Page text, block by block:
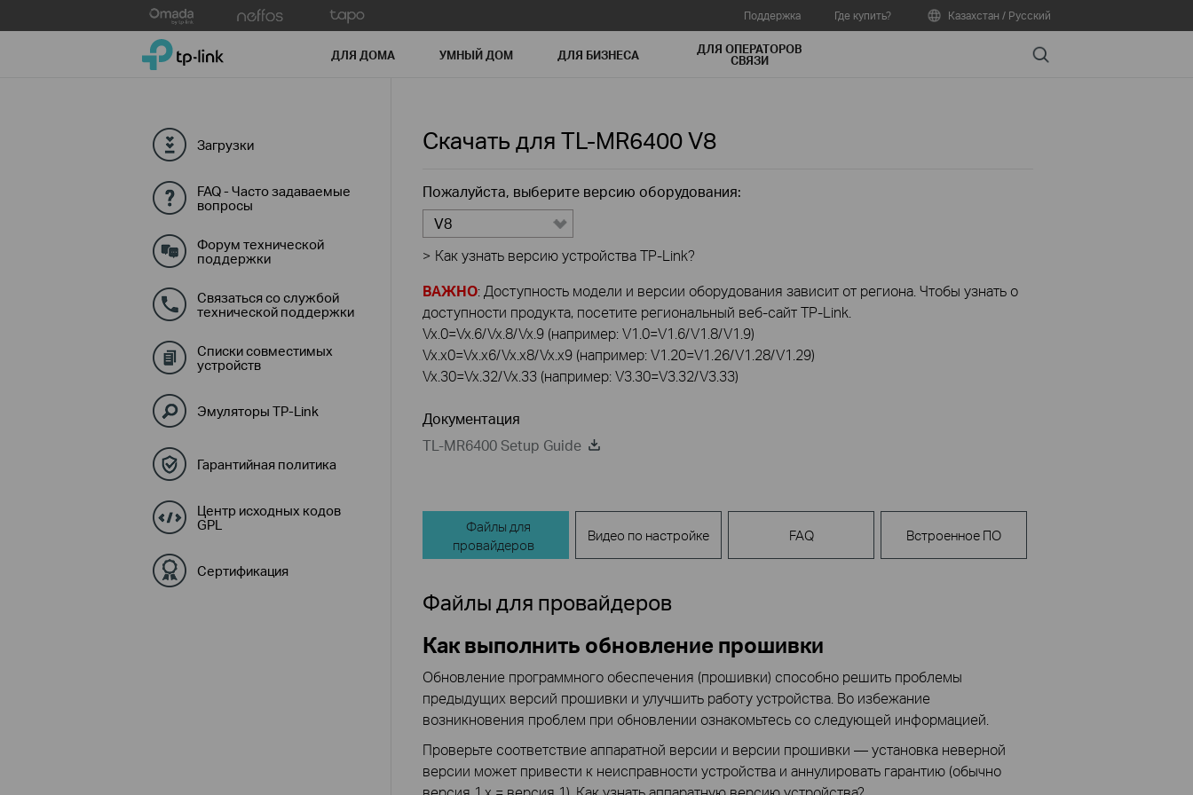
to
Поддержка Где купить? Казахстан / Русский
TP-Link, Reliably Smart ДЛЯ ДОМА УМНЫЙ ДОМ ДЛЯ БИЗНЕСА ДЛЯ ОПЕРАТОРОВ
СВЯЗИ Search
Загрузки
FAQ - Часто задаваемые
вопросы
Форум технической
поддержки
Связаться со службой
технической поддержки
Списки совместимых
устройств
Эмуляторы TP-Link
Гарантийная политика
Центр исходных кодов
GPL
Сертификация
Скачать для TL-MR6400V8
Пожалуйста, выберите версию оборудования:
V8
> Как узнать версию устройства TP-Link?
ВАЖНО: Доступность модели и версии оборудования зависит от региона. Чтобы узнать о
доступности продукта, посетите региональный веб-сайт TP-Link.
Vx.0=Vx.6/Vx.8/Vx.9 (например: V1.0=V1.6/V1.8/V1.9)
Vx.x0=Vx.x6/Vx.x8/Vx.x9 (например: V1.20=V1.26/V1.28/V1.29)
Vx.30=Vx.32/Vx.33 (например: V3.30=V3.32/V3.33)
Документация
TL-MR6400 Setup Guide
Файлы для
провайдеров
Видео по настройке FAQ Встроенное ПО
Файлы для провайдеров
Как выполнить обновление прошивки
Обновление программного обеспечения (прошивки) способно решить проблемы
предыдущих версий прошивки и улучшить работу устройства. Во избежание
возникновения проблем при обновлении ознакомьтесь со следующей информацией.
Проверьте соответствие аппаратной версии и версии прошивки — установка неверной
версии может привести к неисправности устройства и аннулировать гарантию (обычно